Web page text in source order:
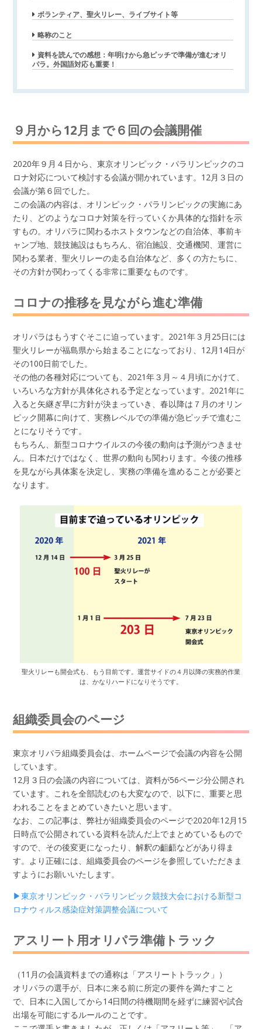
ボランティア、聖火リレー、ライブサイト等
略称のこと
資料を読んでの感想：年明けから急ピッチで準備が進むオリ
パラ。外国語対応も重要！
９月から12月まで６回の会議開催
2020年９月４日から、東京オリンピック・パラリンピックのコ
ロナ対応について検討する会議が開かれています。12月３日の
会議が第６回でした。
この会議の内容は、オリンピック・パラリンピックの実施にあ
たり、どのようなコロナ対策を行っていくか具体的な指針を示
すもの。オリパラに関わるホストタウンなどの自治体、事前キ
ャンプ地、競技施設はもちろん、宿泊施設、交通機関、運営に
関わる業者、聖火リレーの走る自治体など、多くの方たちに、
その方針が関わってくる非常に重要なものです。
コロナの推移を見ながら進む準備
オリパラはもうすぐそこに迫っています。2021年３月25日には
聖火リレーが福島県から始まることになっており、12月14日が
その100日前でした。
その他の各種対応についても、2021年３月～４月頃にかけて、
いろいろな方針が具体化される予定となっています。2021年に
入ると矢継ぎ早に方針が決まっていき、春以降は７月のオリン
ピック開幕に向けて、実務レベルでの準備が急ピッチで進むこ
とになりそうです。
もちろん、新型コロナウイルスの今後の動向は予測がつきませ
ん。日本だけではなく、世界の動向も関わります。今後の推移
を見ながら具体案を決定し、実務の準備を進めることが必要と
なります。
聖火リレーも開会式も、もう目前です。運営サイドの４月以降の実務的作業
は、かなりハードになりそうです。
組織委員会のページ
東京オリパラ組織委員会は、ホームページで会議の内容を公開
しています。
12月３日の会議の内容については、資料が56ページ分公開され
ています。これを全部読むのも大変なので、以下に、重要と思
われることをまとめていきたいと思います。
なお、この記事は、弊社が組織委員会のページで2020年12月15
日時点で公開されている資料を読んだ上でまとめているもので
すので、その後変更になったり、解釈の齟齬などがあり得ま
す。より正確には、組織委員会のページを参照していただきま
すようにお願いいたします。
▶東京オリンピック・パラリンピック競技大会における新型コ
ロナウィルス感染症対策調整会議について
アスリート用オリパラ準備トラック
（11月の会議資料までの通称は「アスリートトラック」）
オリパラの選手が、日本に来る前に所定の要件を満たすこと
で、日本に入国してから14日間の待機期間を経ずに練習や試合
出場を可能にするルールのことです。